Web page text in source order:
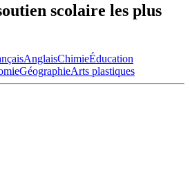
scolaire les plus
AnglaisChimieÉducation
GéographieArts plastiques